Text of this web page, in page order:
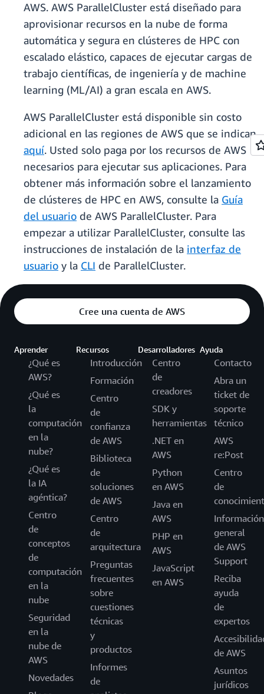
AWS. AWS ParallelCluster está diseñado para
aprovisionar recursos en la nube de forma
automática y segura en clústeres de HPC con
escalado elástico, capaces de ejecutar cargas de
trabajo científicas, de ingeniería y de machine
learning (ML/AI) a gran escala en AWS.
AWS ParallelCluster está disponible sin costo
adicional en las regiones de AWS que se indican
aquí. Usted solo paga por los recursos de AWS
necesarios para ejecutar sus aplicaciones. Para
obtener más información sobre el lanzamiento
de clústeres de HPC en AWS, consulte la Guía
del usuario de AWS ParallelCluster. Para
empezar a utilizar ParallelCluster, consulte las
instrucciones de instalación de la interfaz de
usuario y la CLI de ParallelCluster.
Cree una cuenta de AWS
Aprender
¿Qué es
AWS?
¿Qué es
la
computación
en la
nube?
¿Qué es
la IA
agéntica?
Centro
de
conceptos
de
computación
en la
nube
Seguridad
en la
nube de
AWS
Novedades
Recursos
Introducción
Formación
Centro
de
confianza
de AWS
Biblioteca
de
soluciones
de AWS
Centro
de
arquitectura
Preguntas
frecuentes
sobre
cuestiones
técnicas
y
productos
Informes
de
Desarrolladores
Centro
de
creadores
SDK y
herramientas
.NET en
AWS
Python
en AWS
Java en
AWS
PHP en
AWS
JavaScript
en AWS
Ayuda
Contacto
Abra un
ticket de
soporte
técnico
AWS
re:Post
Centro
de
Información
general
de AWS
Support
Reciba
ayuda
de
expertos
de AWS
Asuntos
jurídicos